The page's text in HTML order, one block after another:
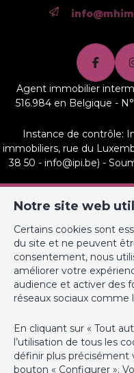
Double vitrage
Chauffage (type)
Type de cuisine
Sdb (type)
Parlophone
Videophone
Adoucisseur
Notre site web
Certains cookies sont
du site et ne peuvent
consentement, nous
améliorer votre
audience et activer des
réseaux sociaux comme
En cliquant sur « Tout
l’utilisation de tous les
définir plus précisément
bouton « Configurer ».
Agent immobilier
516.984 en Belgique -
Instance de contrôle:
immobiliers, rue du
38 50 - info@ipi.be) -
Place du Trône 1, 1000
Couverture valable pour
Les services et biens
l’agence immobilières
précisément et
ne
Compte tiers
Responsable anti-